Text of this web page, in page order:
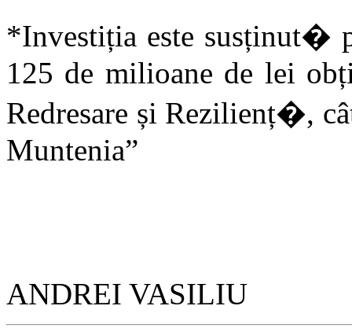
*Investiția este susținut�
125 de milioane de lei
Redresare și Rezilienț�,
Muntenia”
ANDREI VASILIU